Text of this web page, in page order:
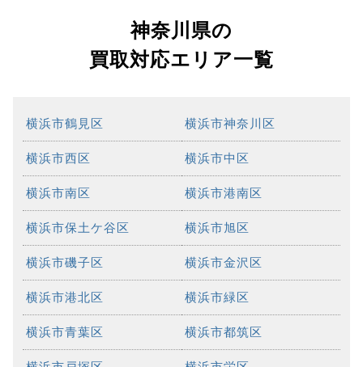
神奈川県の
買取対応エリア一覧
横浜市鶴見区 横浜市神奈川区
横浜市西区 横浜市中区
横浜市南区 横浜市港南区
横浜市保土ケ谷区 横浜市旭区
横浜市磯子区 横浜市金沢区
横浜市港北区 横浜市緑区
横浜市青葉区 横浜市都筑区